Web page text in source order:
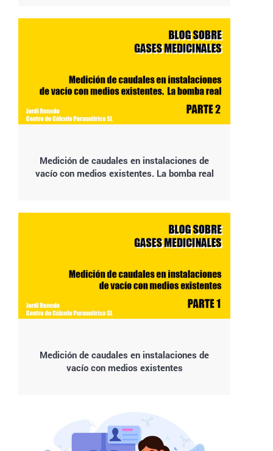
Medición de caudales en instalaciones de
vacío con medios existentes. La bomba real
Medición de caudales en instalaciones de
vacío con medios existentes